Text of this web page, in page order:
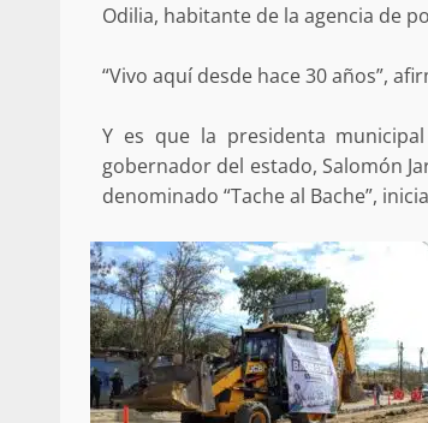
Odilia, habitante de la agencia de
“Vivo aquí desde hace 30 años”,
Y es que la presidenta
gobernador del estado, Salomón
denominado “Tache al Bache”,
REFORMA
20 febrero 2026
Se normaliza la